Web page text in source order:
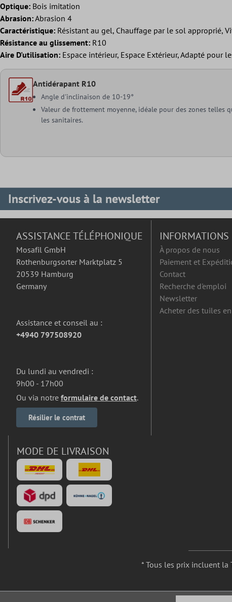
Optique: Bois imitation
Abrasion:Abrasion 4
Caractéristique: Résistant au gel, Chauffage par le sol approprié,
Résistance au glissement: R10
Aire D'utilisation: Espace intérieur, Espace Extérieur, Adapté pour
Antidérapant R10
Angle d'inclinaison de 10-19°
Valeur de frottement moyenne, idéale pour des zones telles
les sanitaires.
Inscrivez-vous à la newsletter
ASSISTANCE TÉLÉPHONIQUE
Mosafil GmbH
Rothenburgsorter Marktplatz 5
20539 Hamburg
Germany
Assistance et conseil au :
+4940 797508920
Du lundi au vendredi :
9h00 - 17h00
Ou via notre formulaire de contact.
Résilier le contrat
INFORMATIONS
À propos de nous
Paiement et
Contact
Recherche d'emploi
Newsletter
Acheter des tuiles
MODE DE LIVRAISON
* Tous les prix incluent la